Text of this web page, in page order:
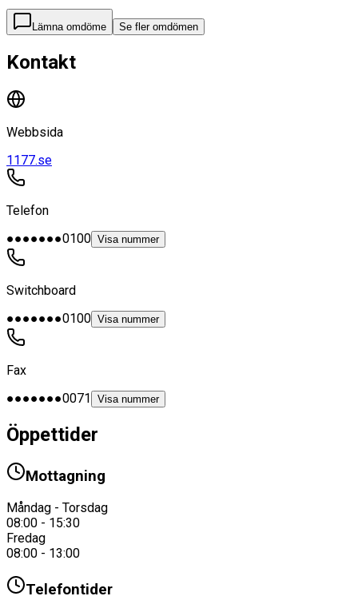
Lämna omdöme Se fler omdömen
Kontakt
Webbsida
1177.se
Telefon
●●●●●●●0100 Visa nummer
Switchboard
●●●●●●●0100 Visa nummer
Fax
●●●●●●●0071
Visa nummer
Öppettider
Mottagning
Måndag - Torsdag
08:00 - 15:30
Fredag
08:00 - 13:00
Telefontider